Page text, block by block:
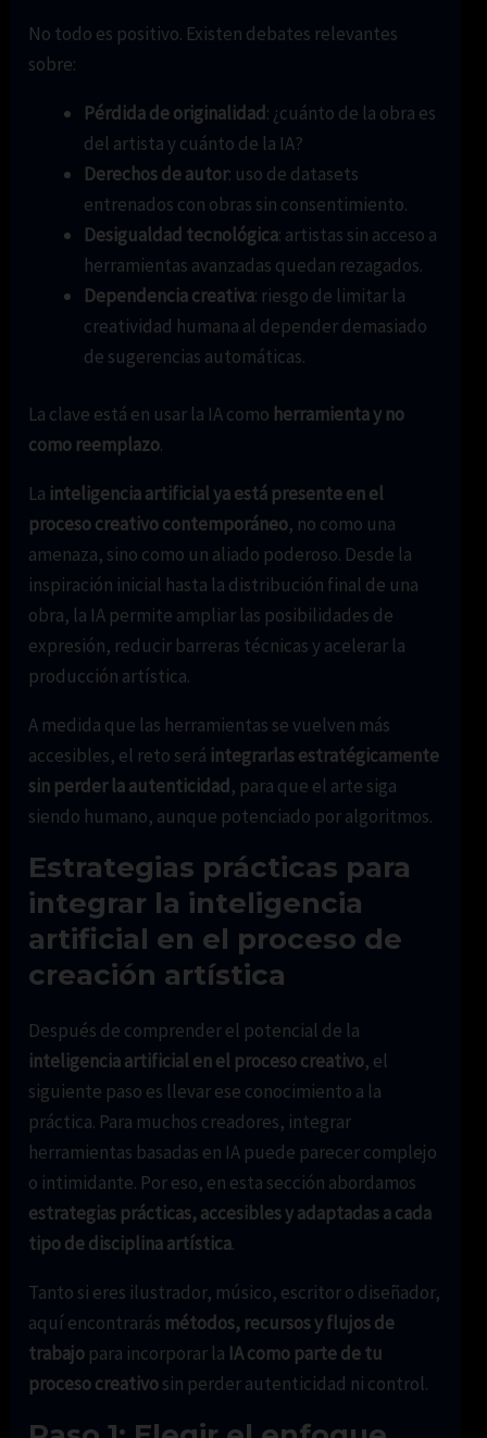
No todo es positivo. Existen debates relevantes
sobre:
Pérdida de originalidad: ¿cuánto de la obra es
del artista y cuánto de la IA?
Derechos de autor: uso de datasets
entrenados con obras sin consentimiento.
Desigualdad tecnológica: artistas sin acceso a
herramientas avanzadas quedan rezagados.
Dependencia creativa: riesgo de limitar la
creatividad humana al depender demasiado
de sugerencias automáticas.
La clave está en usar la IA como herramienta y no
como reemplazo.
La inteligencia artificial ya está presente en el
proceso creativo contemporáneo, no como una
amenaza, sino como un aliado poderoso. Desde la
inspiración inicial hasta la distribución final de una
obra, la IA permite ampliar las posibilidades de
expresión, reducir barreras técnicas y acelerar la
producción artística.
A medida que las herramientas se vuelven más
accesibles, el reto será integrarlas estratégicamente
sin perder la autenticidad , para que el arte siga
siendo humano, aunque potenciado por algoritmos.
Estrategias prácticas para
integrar la inteligencia
artificial en el proceso de
creación artística
Después de comprender el potencial de la
inteligencia artificial en el proceso creativo, el
siguiente paso es llevar ese conocimiento a la
práctica. Para muchos creadores, integrar
herramientas basadas en IA puede parecer complejo
o intimidante. Por eso, en esta sección abordamos
estrategias prácticas, accesibles y adaptadas a cada
tipo de disciplina artística.
Tanto si eres ilustrador, músico, escritor o diseñador,
aquí encontrarás métodos, recursos y flujos de
trabajo para incorporar la IA como parte de tu
proceso creativosin perder autenticidad ni control.